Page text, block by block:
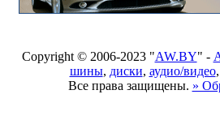
Copyright © 2006-2023 "AW.BY" -
шины, диски, аудио/видео,
Все права защищены. »